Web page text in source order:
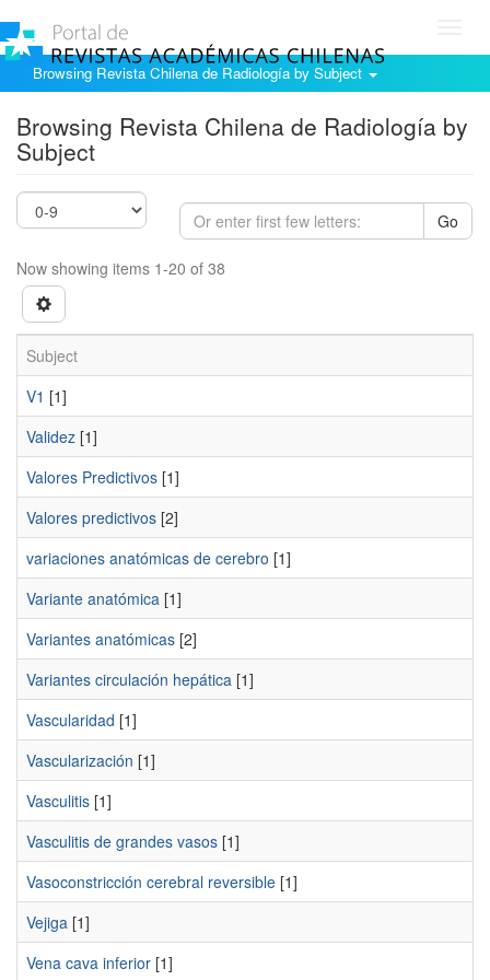
Browsing Revista Chilena de Radiología by Subject
Browsing Revista Chilena de Radiología by
Subject
Go
Now showing items 1-20 of 38
Subject
V1 [1]
Validez [1]
Valores Predictivos [1]
Valores predictivos [2]
variaciones anatómicas de cerebro [1]
Variante anatómica [1]
Variantes anatómicas [2]
Variantes circulación hepática [1]
Vascularidad [1]
Vascularización [1]
Vasculitis [1]
Vasculitis de grandes vasos [1]
Vasoconstricción cerebral reversible [1]
Vejiga [1]
Vena cava inferior [1]